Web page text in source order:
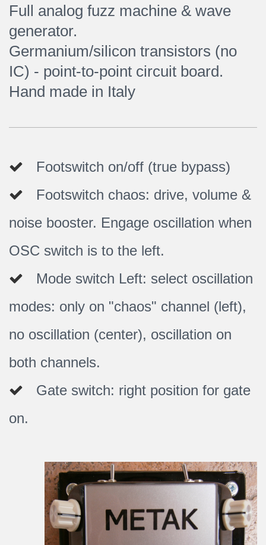
Full analog fuzz machine & wave
generator.
Germanium/silicon transistors (no
IC) - point-to-point circuit board.
Hand made in Italy
Footswitch on/off (true bypass)
Footswitch chaos: drive, volume &
noise booster. Engage oscillation when
OSC switch is to the left.
Mode switch Left: select oscillation
modes: only on "chaos" channel (left),
no oscillation (center), oscillation on
both channels.
Gate switch: right position for gate
on.